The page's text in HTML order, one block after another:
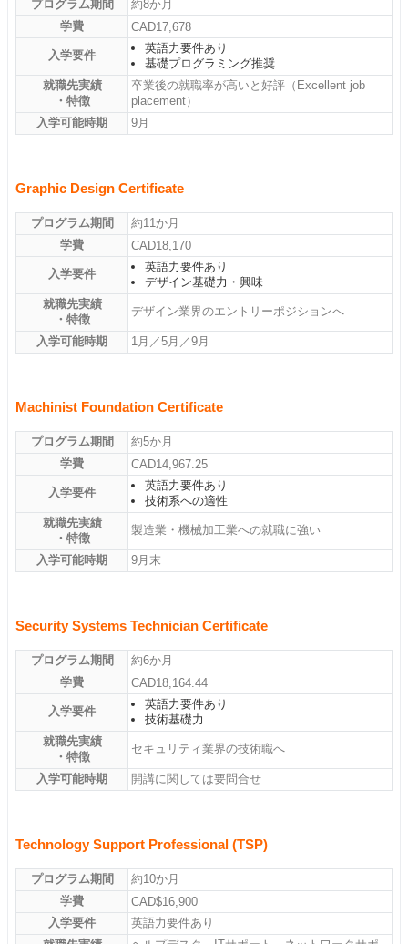
プログラム期間
約8か月
学費
CAD17,678
入学要件
英語力要件あり
基礎プログラミング推奨
就職先実績
・特徴
卒業後の就職率が高いと好評（Excellent job
placement）
入学可能時期
9月
Graphic Design Certificate
プログラム期間
約11か月
学費
CAD18,170
入学要件
英語力要件あり
デザイン基礎力・興味
就職先実績
・特徴
デザイン業界のエントリーポジションへ
入学可能時期 1月／5月／9月
Machinist Foundation Certificate
プログラム期間
約5か月
学費
CAD14,967.25
入学要件
英語力要件あり
技術系への適性
就職先実績
・特徴
製造業・機械加工業への就職に強い
入学可能時期 9月末
Security Systems Technician Certificate
プログラム期間
約6か月
学費
CAD18,164.44
入学要件
英語力要件あり
技術基礎力
就職先実績
・特徴
セキュリティ業界の技術職へ
入学可能時期 開講に関しては要問合せ
Technology Support Professional (TSP)
プログラム期間
約10か月
学費
CAD$16,900
入学要件
英語力要件あり